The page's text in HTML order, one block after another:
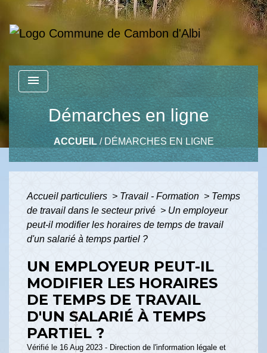
menu
Démarches en ligne
ACCUEIL/ DÉMARCHES EN LIGNE
Accueil particuliers > Travail - Formation > Temps
de travail dans le secteur privé > Un employeur
peut-il modifier les horaires de temps de travail
d'un salarié à temps partiel ?
UN EMPLOYEUR PEUT-IL
MODIFIER LES HORAIRES
DE TEMPS DE TRAVAIL
D'UN SALARIÉ À TEMPS
PARTIEL ?
Vérifié le 16 Aug 2023 - Direction de l'information légale et